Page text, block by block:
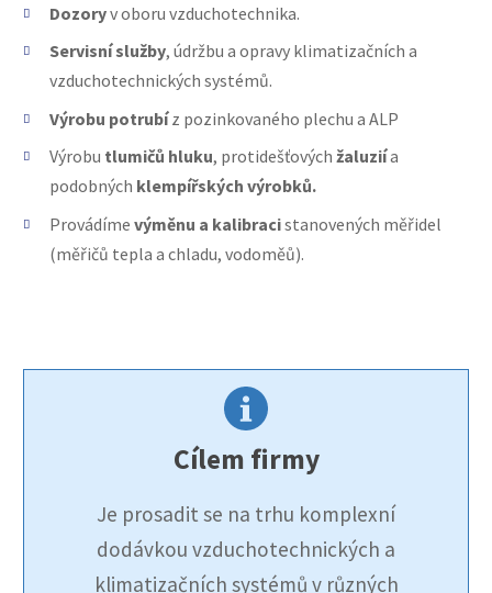
Dozoryv oboru vzduchotechnika.
Servisní služby, údržbu a opravy klimatizačních a
vzduchotechnických systémů.
Výrobu potrubíz pozinkovaného plechu a ALP
Výrobu tlumičů hluku, protidešťovýchžaluziía
podobných klempířských výrobků.
Provádímevýměnu a kalibracistanovených měřidel
(měřičů tepla a chladu, vodoměů).
Cílem firmy
Je prosadit se na trhu komplexní
dodávkou vzduchotechnických a
klimatizačních systémů v různých